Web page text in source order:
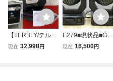
【TERBLY/テルブ
リー/業務用小型ム
現在 32,998円
E279■現状品■Gra
phica グラフィカ
現在 16,500円